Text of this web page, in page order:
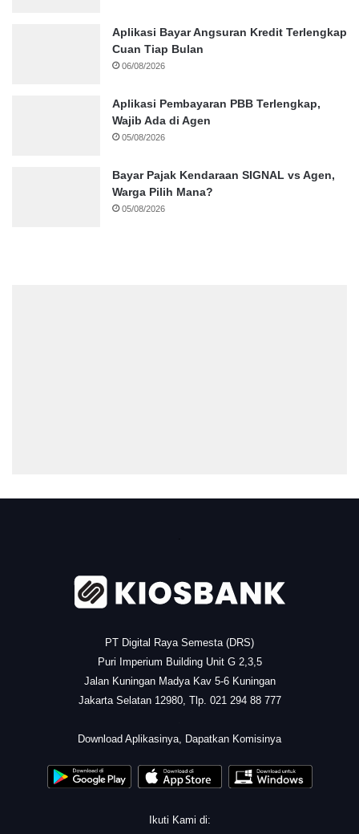
Aplikasi Bayar Angsuran Kredit Terlengkap
Cuan Tiap Bulan
06/08/2026
Aplikasi Pembayaran PBB Terlengkap,
Wajib Ada di Agen
05/08/2026
Bayar Pajak Kendaraan SIGNAL vs Agen,
Warga Pilih Mana?
05/08/2026
PT Digital Raya Semesta (DRS)
Puri Imperium Building Unit G 2,3,5
Jalan Kuningan Madya Kav 5-6 Kuningan
Jakarta Selatan 12980, Tlp. 021 294 88 777
Download Aplikasinya, Dapatkan Komisinya
Ikuti Kami di: